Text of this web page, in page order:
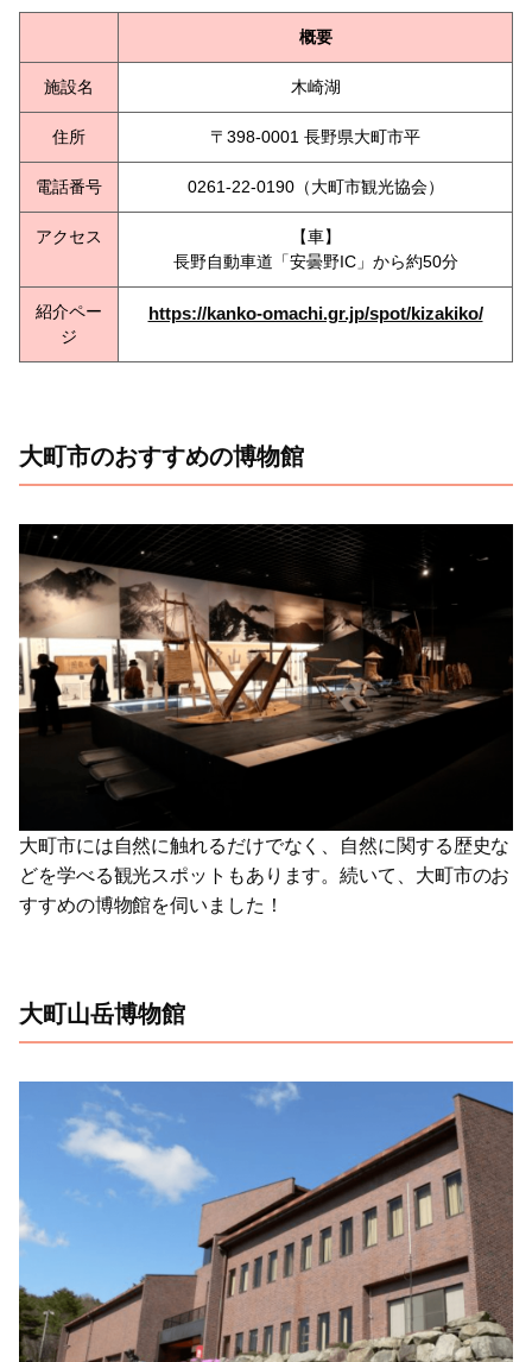
概要
施設名 木崎湖
住所 〒398-0001 長野県大町市平
電話番号 0261-22-0190（大町市観光協会）
アクセス
【車】
長野自動車道「安曇野IC」から約50分
紹介ペー
ジ
https://kanko-omachi.gr.jp/spot/kizakiko/
大町市のおすすめの博物館
大町市には自然に触れるだけでなく、自然に関する歴史な
どを学べる観光スポットもあります。続いて、大町市のお
すすめの博物館を伺いました！
大町山岳博物館